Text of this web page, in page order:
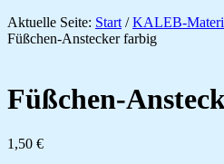
Aktuelle Seite: Start / KALEB-
Füßchen-Anstecker farbig
Füßchen-
1,50 €